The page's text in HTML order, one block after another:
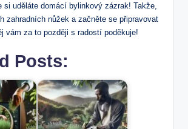
si uděláte‍ domácí ‌bylinkový zázrak! Takže,
‌zahradních⁤ nůžek a začněte ⁤se⁢ připravovat
vám⁤ za⁢ to později s radostí poděkuje!
Posts: